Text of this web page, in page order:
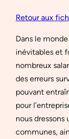
Retour aux
Dans le
inévitables et
nombreux
des erreurs
pouvant
pour
nous dressons
communes,